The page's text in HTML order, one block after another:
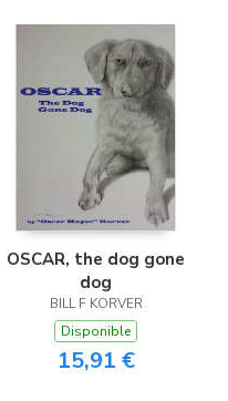
OSCAR, the dog gone
dog
BILL F KORVER
Disponible
15,91 €